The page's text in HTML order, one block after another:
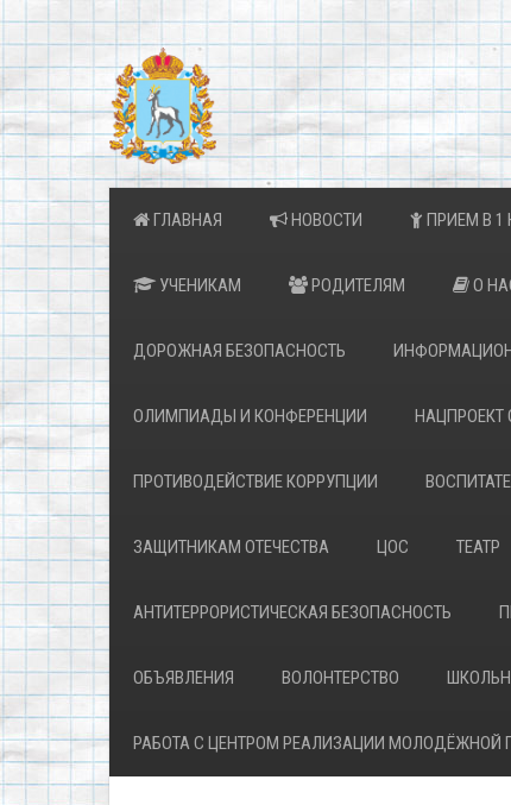
ГЛАВНАЯ НОВОСТИ ПРИЕМ В 1
УЧЕНИКАМ РОДИТЕЛЯМ О
ДОРОЖНАЯ БЕЗОПАСНОСТЬ
ОЛИМПИАДЫ И КОНФЕРЕНЦИИ НАЦПРОЕКТ
ПРОТИВОДЕЙСТВИЕ КОРРУПЦИИ
ЗАЩИТНИКАМ ОТЕЧЕСТВА ЦОС ТЕАТР
АНТИТЕРРОРИСТИЧЕСКАЯ БЕЗОПАСНОСТЬ
ОБЪЯВЛЕНИЯ ВОЛОНТЕРСТВО
РАБОТА С ЦЕНТРОМ РЕАЛИЗАЦИИ МОЛОДЁЖНОЙ